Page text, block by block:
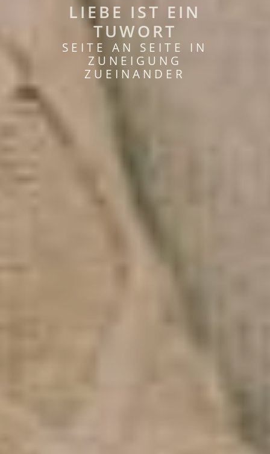
LIEBE IST EIN
TUWORT
SEITE AN SEITE IN
ZUNEIGUNG
ZUEINANDER